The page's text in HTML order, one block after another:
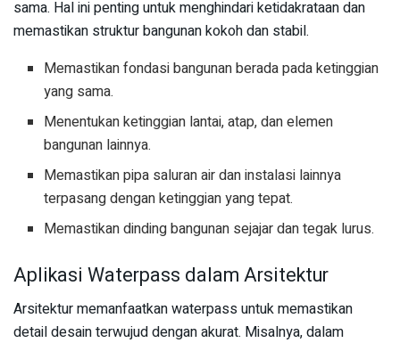
sama. Hal ini penting untuk menghindari ketidakrataan dan
memastikan struktur bangunan kokoh dan stabil.
Memastikan fondasi bangunan berada pada ketinggian
yang sama.
Menentukan ketinggian lantai, atap, dan elemen
bangunan lainnya.
Memastikan pipa saluran air dan instalasi lainnya
terpasang dengan ketinggian yang tepat.
Memastikan dinding bangunan sejajar dan tegak lurus.
Aplikasi Waterpass dalam Arsitektur
Arsitektur memanfaatkan waterpass untuk memastikan
detail desain terwujud dengan akurat. Misalnya, dalam